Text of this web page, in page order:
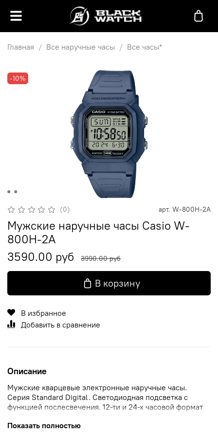
Главная Все наручные часы Все часы*
-10%
(0) арт. W-800H-2A
Мужские наручные часы Casio W-
800H-2A
3590.00 руб
3990.00 руб
В корзину
В избранное
Добавить в сравнение
Описание
Мужские кварцевые электронные наручные часы.
Серия Standard Digital. Светодиодная подсветка с
функцией послесвечения. 12-ти и 24-х часовой формат
отображения времени. Второй часовой пояс.
Секундомер с точностью показаний 1/100 с и временем
Показать полностью